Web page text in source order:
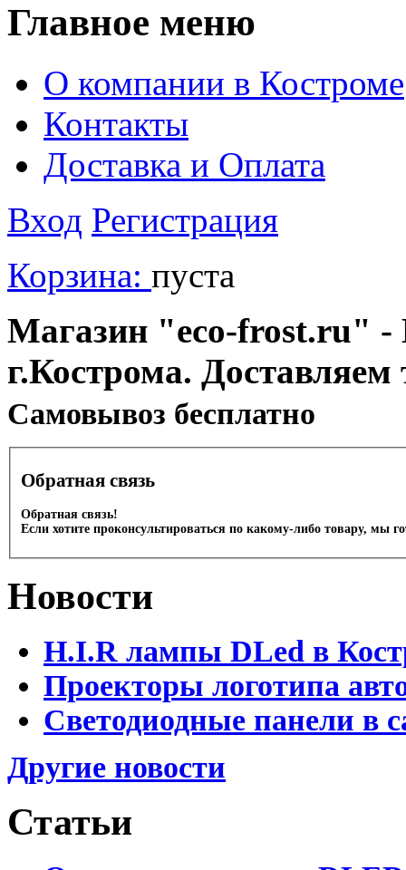
Главное меню
О компании в Костроме
Контакты
Доставка и Оплата
Вход Регистрация
Корзина: пуста
Магазин "eco-frost.ru" -
г.Кострома.
Cамовывоз бесплатно
Обратная связь
Обратная связь!
Если хотите проконсультироваться по какому-либо товару, мы
Новости
H.I.R лампы DLed в
Проекторы логотипа
Светодиодные панели в
Другие новости
Статьи